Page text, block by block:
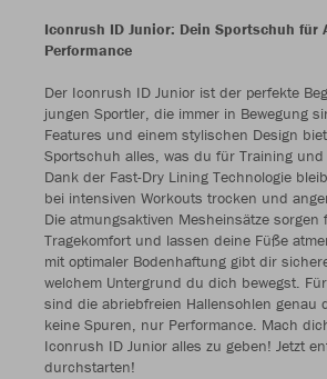
Iconrush ID Junior: Dein Sportschuh für
Performance
Der Iconrush ID Junior ist der perfekte
jungen Sportler, die immer in Bewegung
Features und einem stylischen Design
Sportschuh alles, was du für Training
Dank der Fast-Dry Lining Technologie
bei intensiven Workouts trocken und
Die atmungsaktiven Mesheinsätze
Tragekomfort und lassen deine Füße
mit optimaler Bodenhaftung gibt dir
welchem Untergrund du dich bewegst.
sind die abriebfreien Hallensohlen genau
keine Spuren, nur Performance. Mach
Iconrush ID Junior alles zu geben! Jetzt
durchstarten!